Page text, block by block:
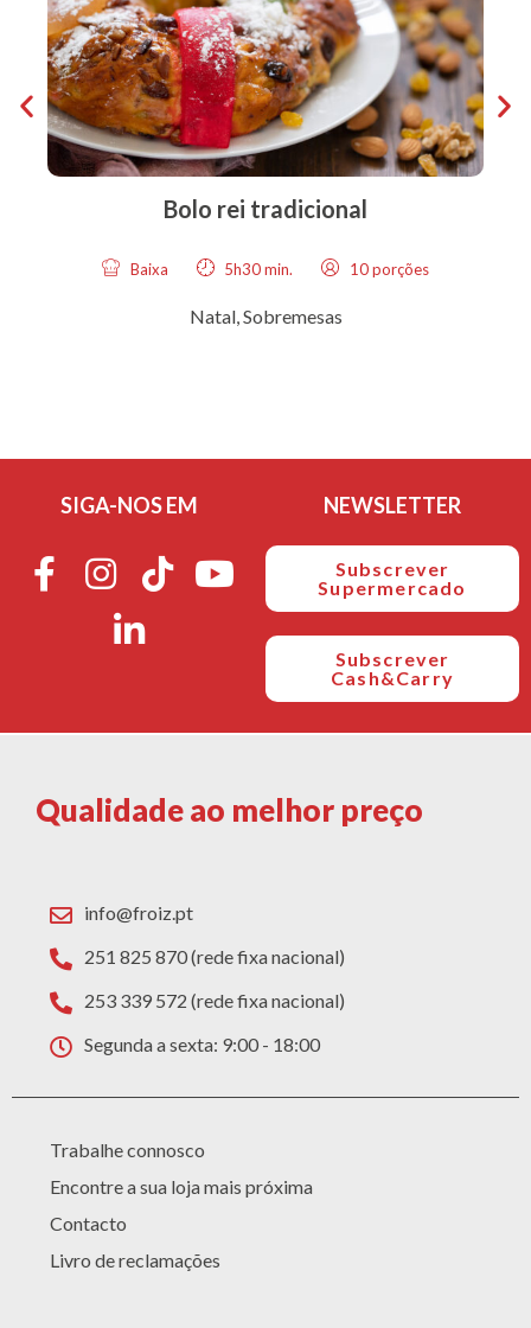
Bolo rei tradicional
Baixa 5h30 min. 10 porções
Natal,Sobremesas
SIGA-NOS EM NEWSLETTER
Subscrever
Supermercado
Subscrever
Cash&Carry
Qualidade ao melhor preço
info@froiz.pt
251 825 870 (rede fixa nacional)
253 339 572 (rede fixa nacional)
Segunda a sexta: 9:00 - 18:00
Trabalhe connosco
Encontre a sua loja mais próxima
Contacto
Livro de reclamações